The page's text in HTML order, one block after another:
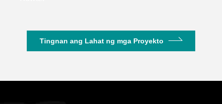
Tingnan ang Lahat ng mga Proyekto